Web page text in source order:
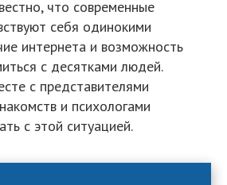
что современные
себя одинокими
интернета и возможность
с десятками людей.
с представителями
и психологами
с этой ситуацией.